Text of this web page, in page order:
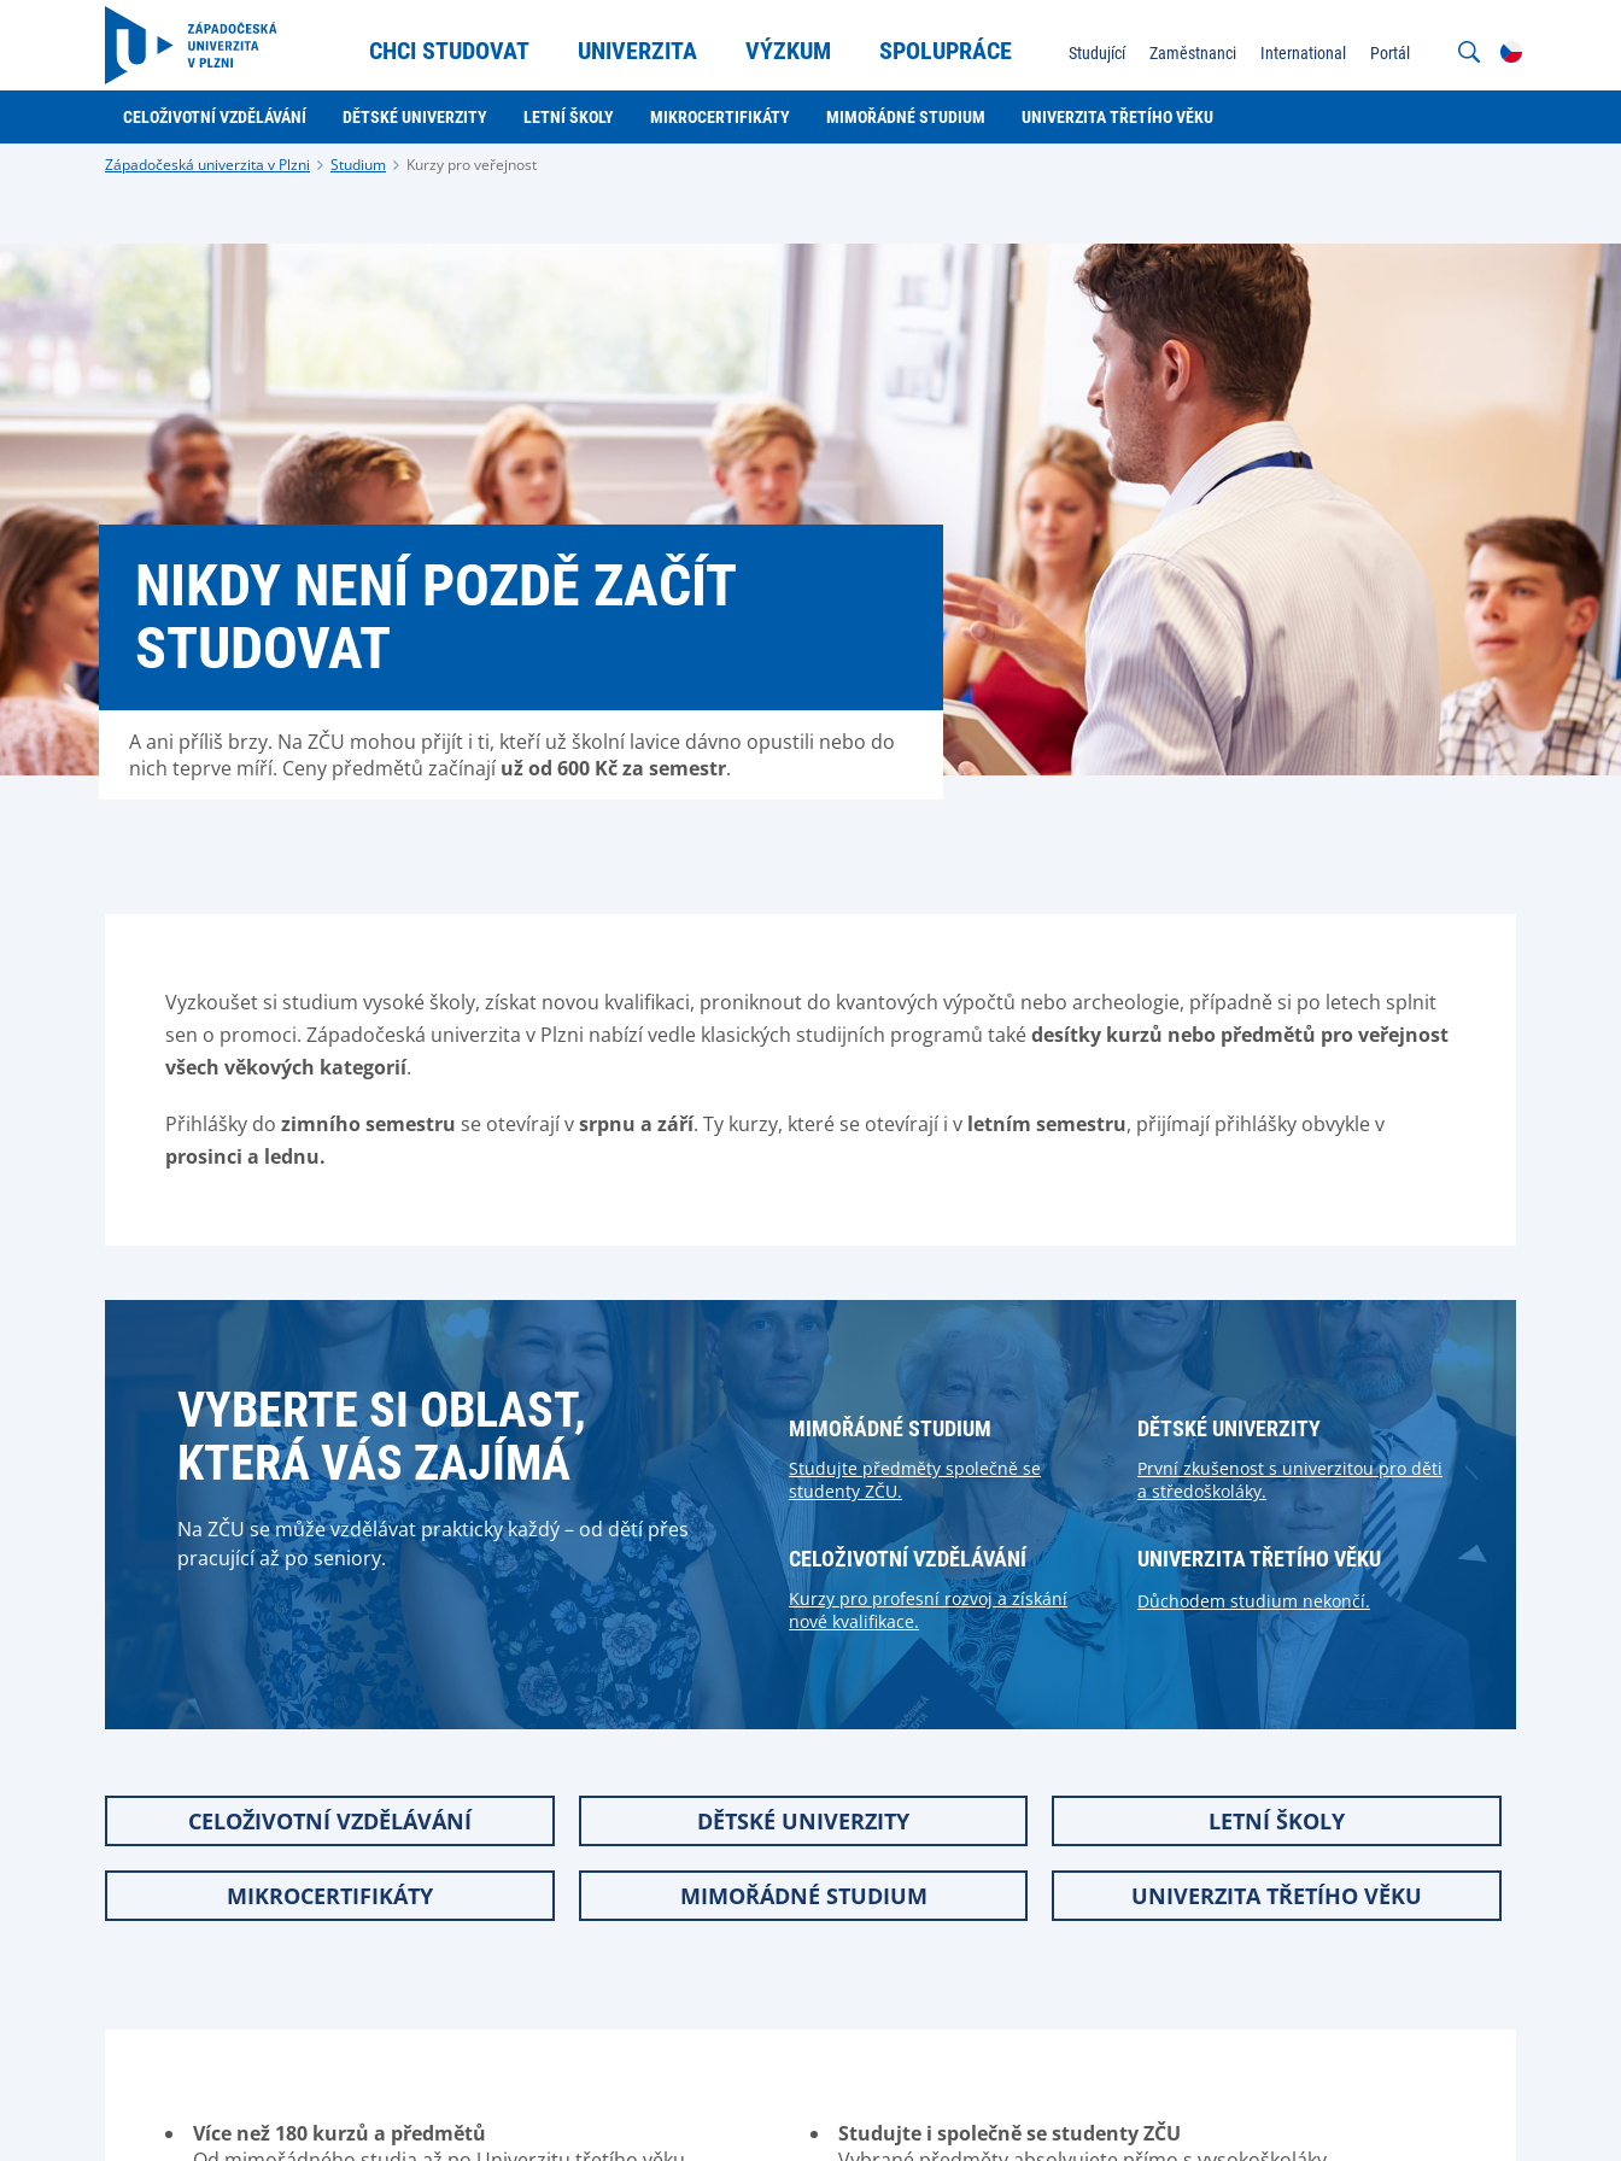
CHCI STUDOVAT UNIVERZITA VÝZKUM SPOLUPRÁCE Studující Zaměstnanci International Portál
CELOŽIVOTNÍ VZDĚLÁVÁNÍ DĚTSKÉ UNIVERZITY LETNÍ ŠKOLY MIKROCERTIFIKÁTY MIMOŘÁDNÉ STUDIUM UNIVERZITA TŘETÍHO VĚKU
Západočeská univerzita v Plzni Studium Kurzy pro veřejnost
NIKDY NENÍ POZDĚ ZAČÍT
STUDOVAT
A ani příliš brzy. Na ZČU mohou přijít i ti, kteří už školní lavice dávno opustili nebo do
nich teprve míří. Ceny předmětů začínají už od 600 Kč za semestr.
Vyzkoušet si studium vysoké školy, získat novou kvalifikaci, proniknout do kvantových výpočtů nebo archeologie, případně si po letech splnit
sen o promoci. Západočeská univerzita v Plzni nabízí vedle klasických studijních programů takédesítky kurzů nebo předmětů pro veřejnost
všech věkových kategorií.
Přihlášky do zimního semestru se otevírají vsrpnu a září. Ty kurzy, které se otevírají i v letním semestru, přijímají přihlášky obvykle v
prosinci a lednu.
VYBERTE SI OBLAST,
KTERÁ VÁS ZAJÍMÁ
Na ZČU se může vzdělávat prakticky každý – od dětí přes
pracující až po seniory.
MIMOŘÁDNÉ STUDIUM
Studujte předměty společně se
studenty ZČU.
CELOŽIVOTNÍ VZDĚLÁVÁNÍ
Kurzy pro profesní rozvoj a získání
nové kvalifikace.
DĚTSKÉ UNIVERZITY
První zkušenost s univerzitou pro děti
a středoškoláky.
UNIVERZITA TŘETÍHO VĚKU
Důchodem studium nekončí.
CELOŽIVOTNÍ VZDĚLÁVÁNÍ DĚTSKÉ UNIVERZITY LETNÍ ŠKOLY
MIKROCERTIFIKÁTY MIMOŘÁDNÉ STUDIUM UNIVERZITA TŘETÍHO VĚKU
Více než 180 kurzů a předmětů
Studujte i společně se studenty ZČU